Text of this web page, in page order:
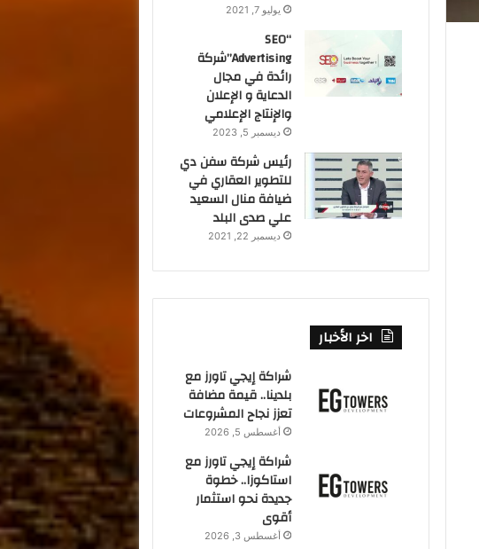
يوليو 7, 2021
“SEO
Advertising”شركة
رائدة في مجال
الدعاية و الإعلان
والإنتاج الإعلامي
ديسمبر 5, 2023
رئيس شركة سفن دي
للتطوير العقاري في
ضيافة منال السعيد
علي صدى البلد
ديسمبر 22, 2021
اخر الأخبار
شراكة إيجي تاورز مع
بلدينا.. قيمة مضافة
تعزز نجاح المشروعات
أغسطس 5, 2026
شراكة إيجي تاورز مع
استاكوزا.. خطوة
جديدة نحو استثمار
أقوى
أغسطس 3, 2026